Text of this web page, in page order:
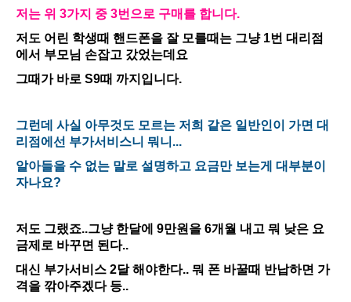
저는 위 3가지 중 3번으로 구매를 합니다.
저도 어린 학생때 핸드폰을 잘 모를때는 그냥 1번 대리점
에서 부모님 손잡고 갔었는데요
그때가 바로 S9때 까지입니다.
그런데 사실 아무것도 모르는 저희 같은 일반인이 가면 대
리점에선 부가서비스니 뭐니...
알아들을 수 없는 말로 설명하고 요금만 보는게 대부분이
자나요?
저도 그랬죠..그냥 한달에 9만원을 6개월 내고 뭐 낮은 요
금제로 바꾸면 된다..
대신 부가서비스 2달 해야한다.. 뭐 폰 바꿀때 반납하면 가
격을 깎아주겠다 등..